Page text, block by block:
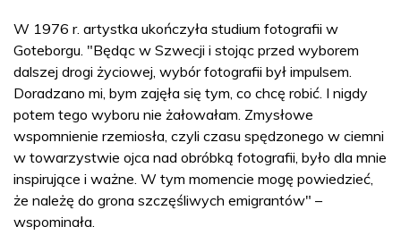
W 1976 r. artystka ukończyła studium fotografii w
Goteborgu. "Będąc w Szwecji i stojąc przed wyborem
dalszej drogi życiowej, wybór fotografii był impulsem.
Doradzano mi, bym zajęła się tym, co chcę robić. I nigdy
potem tego wyboru nie żałowałam. Zmysłowe
wspomnienie rzemiosła, czyli czasu spędzonego w ciemni
w towarzystwie ojca nad obróbką fotografii, było dla mnie
inspirujące i ważne. W tym momencie mogę powiedzieć,
że należę do grona szczęśliwych emigrantów" –
wspominała.